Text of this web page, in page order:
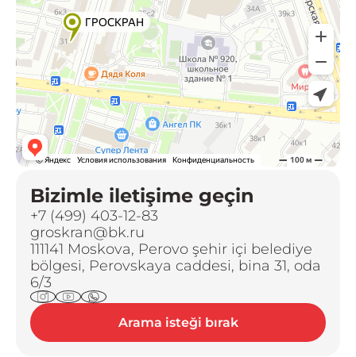
Bizimle iletişime geçin
+7 (499) 403-12-83
groskran@bk.ru
111141 Moskova, Perovo şehir içi belediye
bölgesi, Perovskaya caddesi, bina 31, oda
6/3
Arama isteği bırak